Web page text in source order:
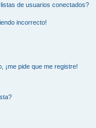
de usuarios conectados?
incorrecto!
¡me pide que me registre!